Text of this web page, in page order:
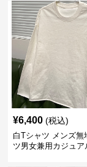
¥6,400 (税込)
白Tシャツ メンズ無
ツ男女兼用カジュア